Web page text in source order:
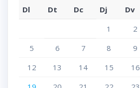
Dl Dt Dc Dj Dv
1
2
5
6 7 8 9
12
13 14 15 16